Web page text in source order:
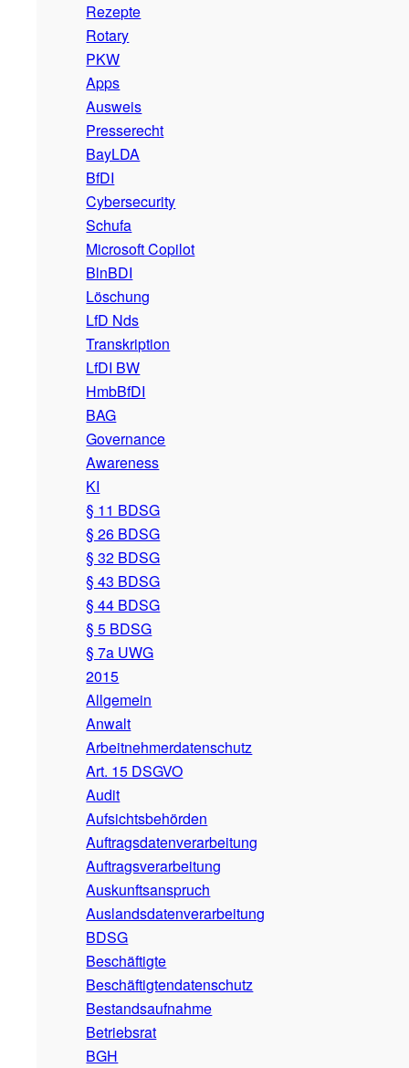
Rezepte
Rotary
PKW
Apps
Ausweis
Presserecht
BayLDA
BfDI
Cybersecurity
Schufa
Microsoft Copilot
BlnBDI
Löschung
LfD Nds
Transkription
LfDI BW
HmbBfDI
BAG
Governance
Awareness
KI
§ 11 BDSG
§ 26 BDSG
§ 32 BDSG
§ 43 BDSG
§ 44 BDSG
§ 5 BDSG
§ 7a UWG
2015
Allgemein
Anwalt
Arbeitnehmerdatenschutz
Art. 15 DSGVO
Audit
Aufsichtsbehörden
Auftragsdatenverarbeitung
Auftragsverarbeitung
Auskunftsanspruch
Auslandsdatenverarbeitung
BDSG
Beschäftigte
Beschäftigtendatenschutz
Bestandsaufnahme
Betriebsrat
BGH